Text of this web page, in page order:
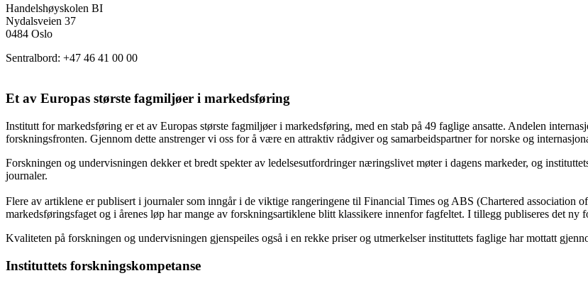
Handelshøyskolen BI
Nydalsveien 37
0484 Oslo
Sentralbord: +47 46 41 00 00
Et av Europas største fagmiljøer i markedsføring
Institutt for markedsføring er et av Europas største fagmiljøer i markedsføring, med en stab på 49 faglige ansatte. Andelen
forskningsfronten. Gjennom dette anstrenger vi oss for å være en attraktiv rådgiver og samarbeidspartner for norske og
Forskningen og undervisningen dekker et bredt spekter av ledelsesutfordringer næringslivet møter i dagens markeder, og
journaler.
Flere av artiklene er publisert i journaler som inngår i de viktige rangeringene til Financial Times og ABS (Chartered association
markedsføringsfaget og i årenes løp har mange av forskningsartiklene blitt klassikere innenfor fagfeltet. I tillegg publiseres det ny
Kvaliteten på forskningen og undervisningen gjenspeiles også i en rekke priser og utmerkelser instituttets faglige har mottatt
Instituttets forskningskompetanse